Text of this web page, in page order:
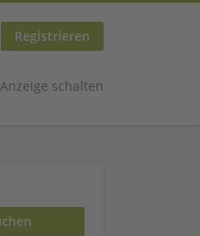
Registrieren
Anzeige schalten